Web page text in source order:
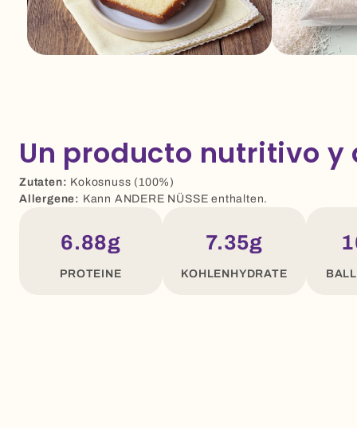
Un producto nutritivo y
Zutaten: Kokosnuss (100%)
Allergene: Kann ANDERE NÜSSE enthalten.
6.88g
PROTEINE
7.35g
KOHLENHYDRATE